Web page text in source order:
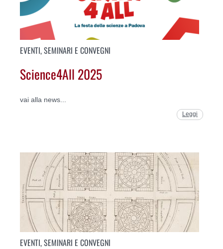
EVENTI, SEMINARI E CONVEGNI
Science4All 2025
vai alla news...
Leggi
EVENTI, SEMINARI E CONVEGNI